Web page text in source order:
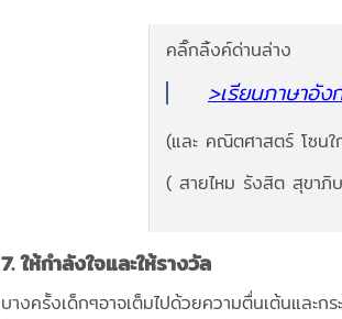
คลิ๊กลิ้งค์ด่านล่าง
>เรียนภาษาอั
(และ คณิตศาสตร์ โซนใ
( สายไหม รังสิต สุขาภิ
7. ให้กำลังใจและให้รางวัล
บางครั้งเด็กๆอาจเต็มไปด้วยความตื่นเต้นและ